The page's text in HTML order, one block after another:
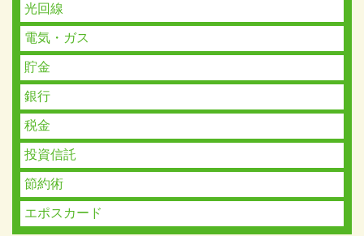
光回線
電気・ガス
貯金
銀行
税金
投資信託
節約術
エポスカード